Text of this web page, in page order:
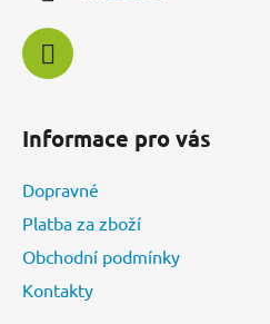
Informace pro vás
Dopravné
Platba za zboží
Obchodní podmínky
Kontakty